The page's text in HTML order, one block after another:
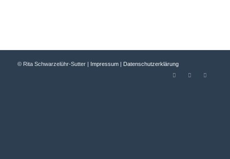
© Rita Schwarzelühr-Sutter | Impressum| Datenschutzerklärung